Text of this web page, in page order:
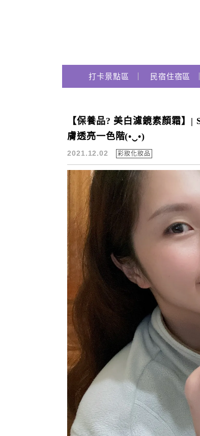
跟著瑪姬瘋玩趣
Main Menu
打卡景點區 民宿住宿區
SHILLS
【保養品? 美白濾鏡素顏霜
膚透亮一色階(•‿•)
2021.12.02 彩妝化妝品